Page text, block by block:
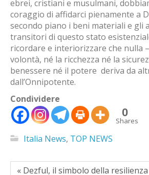
ebrei, cristiani e musulmani,
coraggio di affidarci pienamente a
secondo piano i beni materiali e gli
transitori di questo stato
ricordare e interiorizzare che nulla
volontà, né la ricchezza né la
benessere né il potere deriva da
dall’Onnipotente.
Condividere
0
Shares
Italia News, TOP NEWS
« Dezful, il simbolo della resilienza